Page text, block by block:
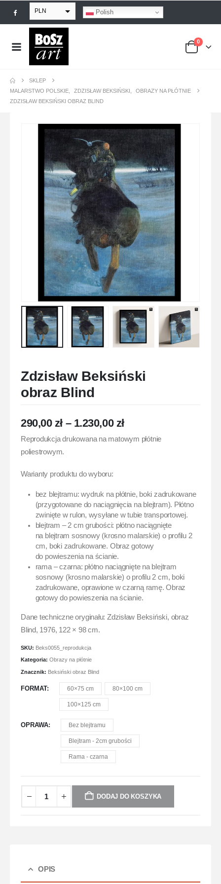
PLN
EUR
USD
Polish
0
SKLEP
MALARSTWO POLSKIE
ZDZISŁAW BEKSIŃSKI
OBRAZY NA PŁÓTNIE
ZDZISŁAW BEKSIŃSKI OBRAZ BLIND
Zdzisław Beksiński
obraz Blind
290,00 zł – 1.230,00 zł
Reprodukcja drukowana na matowym płótnie
poliestrowym.
Warianty produktu do wyboru:
bez blejtramu: wydruk na płótnie, boki zadrukowane
(przygotowane do naciągnięcia na blejtram). Płótno
zwinięte w rulon, wysyłane w tubie transportowej.
blejtram – 2 cm grubości: płótno naciągnięte
na blejtram sosnowy (krosno malarskie) o profilu 2
cm, boki zadrukowane. Obraz gotowy
do powieszenia na ścianie.
rama – czarna: płótno naciągnięte na blejtram
sosnowy (krosno malarskie) o profilu 2 cm, boki
zadrukowane, oprawione w czarną ramę. Obraz
gotowy do powieszenia na ścianie.
Dane techniczne oryginału: Zdzisław Beksiński, obraz
Blind, 1976, 122 × 98 cm.
SKU: Beks0055_reprodukcja
Kategoria: Obrazy na płótnie
Znacznik: Beksiński obraz Blind
FORMAT 60×75 cm 80×100 cm
100×125 cm
OPRAWA Bez blejtramu
Blejtram - 2cm grubości
Rama - czarna
DODAJ DO KOSZYKA
OPIS